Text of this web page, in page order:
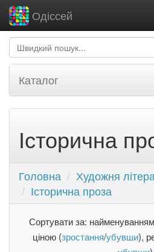
Одіссей
Каталог
Історична
Головна
Художня
Історична проза
Сортувати за:
ціною (зростання/убувши),